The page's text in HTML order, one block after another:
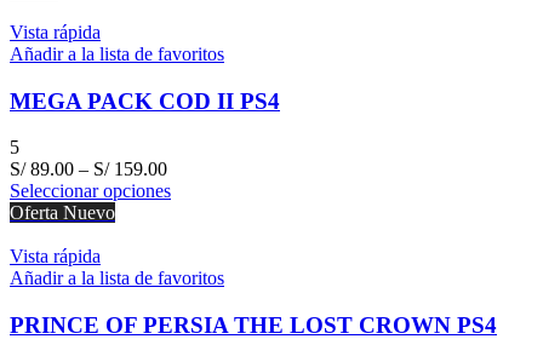
Vista rápida
Añadir a la lista de favoritos
MEGA PACK COD II PS4
5
S/89.00 – S/159.00
Seleccionar opciones
Oferta Nuevo
Vista rápida
Añadir a la lista de favoritos
PRINCE OF PERSIA THE LOST CROWN PS4